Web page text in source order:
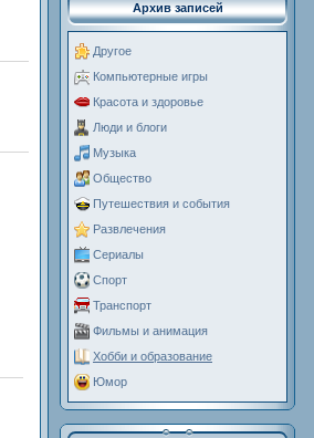
Архив записей
Другое
Компьютерные игры
Красота и здоровье
Люди и блоги
Музыка
Общество
Путешествия и события
Развлечения
Сериалы
Спорт
Транспорт
Фильмы и анимация
Хобби и образование
Юмор